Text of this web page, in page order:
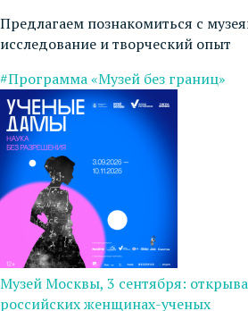
Предлагаем познакомиться с
исследование и творческий опыт
#Программа «Музей без границ»
Музей Москвы, 3 сентября:
российских женщинах-ученых